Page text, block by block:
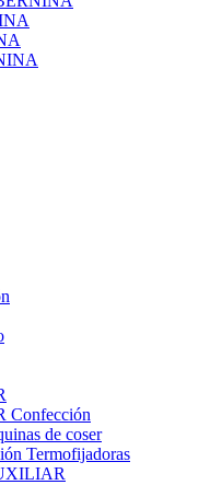
Confección
de coser
Termofijadoras